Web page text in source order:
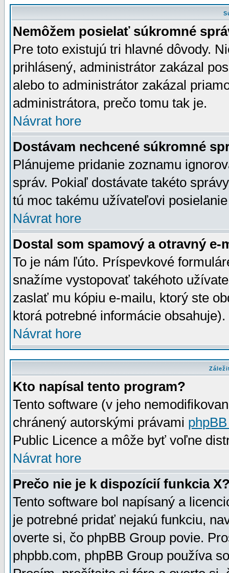
Nemôžem posielať súkromné
Pre toto existujú tri hlavné dôvody.
prihlásený, administrátor zakázal
alebo to administrátor zakázal
administrátora, prečo tomu tak je.
Návrat hore
Dostávam nechcené súkromné
Plánujeme pridanie zoznamu
správ. Pokiaľ dostávate takéto
tú moc takému užívateľovi
Návrat hore
Dostal som spamový a otravný e-
To je nám ľúto. Príspevkové
snažíme vystopovať takéhoto
zaslať mu kópiu e-mailu, ktorý ste
ktorá potrebné informácie
Návrat hore
Kto napísal tento program?
Tento software (v jeho
chránený autorskými právami
Public Licence a môže byť voľne
Návrat hore
Prečo nie je k dispozícií funkcia
Tento software bol napísaný a
je potrebné pridať nejakú funkciu,
overte si, čo phpBB Group povie.
phpbb.com, phpBB Group používa